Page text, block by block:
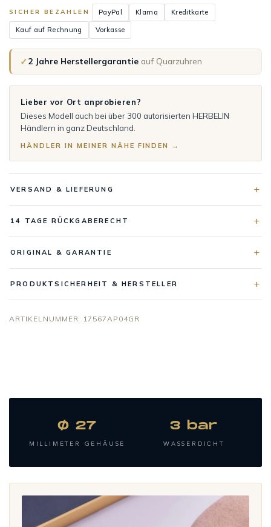
SICHER BEZAHLEN PayPal Klarna Kreditkarte
Kauf auf Rechnung Vorkasse
✓2 Jahre Herstellergarantie auf Quarzuhren
Lieber vor Ort anprobieren?
Dieses Modell auch bei über 300 autorisierten HERBELIN
Händlern in ganz Deutschland.
HÄNDLER IN MEINER NÄHE FINDEN →
VERSAND & LIEFERUNG
14 TAGE RÜCKGABERECHT
ORIGINAL & GARANTIE
PRODUKTSICHERHEIT & HERSTELLER
ARTIKELNUMMER: 17567AP04GR
Ø 27
MILLIMETER GEHÄUSE
3 bar
WASSERDICHT